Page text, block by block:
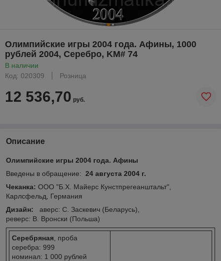
Олимпийские игры 2004 года. Афины, 1000
рублей 2004, Серебро, KM# 74
В наличии
Код: 020309
Розница
12 536,70 руб.
Описание
Олимпийские игры 2004 года. Афины
Введены в обращение: 24 августа 2004 г.
Чеканка: ООО "Б.Х. Майерс Кунстпрегеанштальт",
Карлсфельд, Германия
Дизайн:
аверс: С. Заскевич (Беларусь),
реверс: В. Вронски (Польша)
Серебряная , проба
серебра: 999
номинал: 1 000 рублей